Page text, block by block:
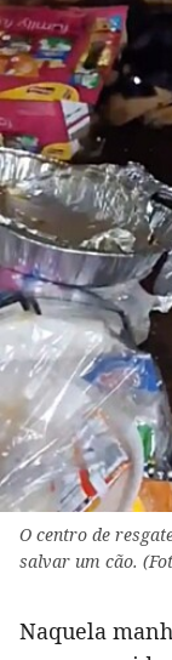
O centro de
salvar um cão.
Naquela